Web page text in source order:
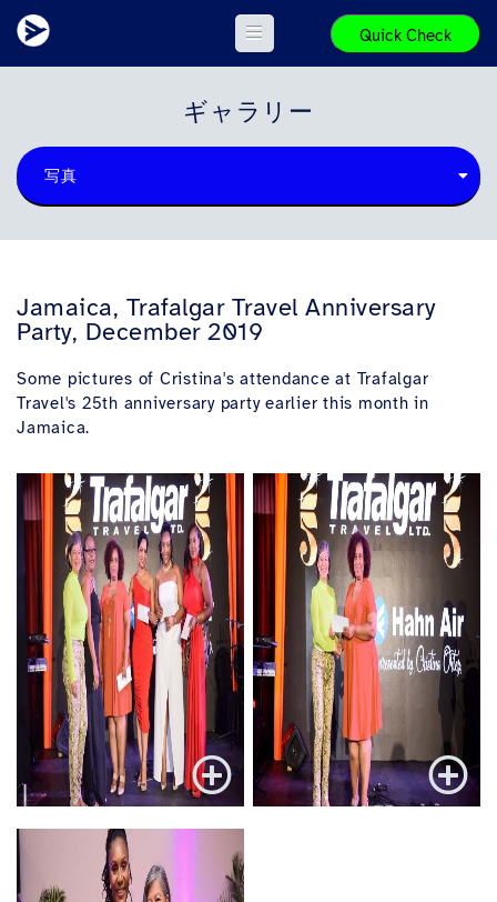
Quick Check
ギャラリー
写真
Jamaica, Trafalgar Travel Anniversary
Party, December 2019
Some pictures of Cristina's attendance at Trafalgar
Travel's 25th anniversary party earlier this month in
Jamaica.